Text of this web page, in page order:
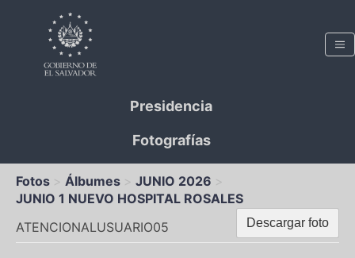
Presidencia
Fotografías
Fotos Álbumes
JUNIO 2026
JUNIO 1 NUEVO HOSPITAL ROSALES
Descargar foto
ATENCIONALUSUARIO05